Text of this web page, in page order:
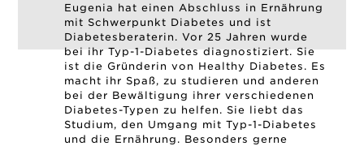
Eugenia hat einen Abschluss in Ernährung
mit Schwerpunkt Diabetes und ist
Diabetesberaterin. Vor 25 Jahren wurde
bei ihr Typ-1-Diabetes diagnostiziert. Sie
ist die Gründerin von Healthy Diabetes. Es
macht ihr Spaß, zu studieren und anderen
bei der Bewältigung ihrer verschiedenen
Diabetes-Typen zu helfen. Sie liebt das
Studium, den Umgang mit Typ-1-Diabetes
und die Ernährung. Besonders gerne